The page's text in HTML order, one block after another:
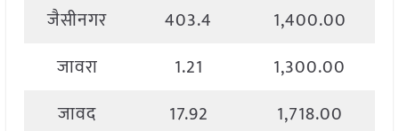
जैसीनगर
403.4
1,400.00
जावरा
1.21
1,300.00
जावद
17.92
1,718.00